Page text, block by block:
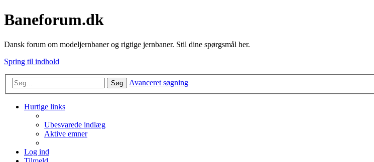
Baneforum.dk
Dansk forum om modeljernbaner og rigtige jernbaner. Stil dine spørgsmål her.
Spring til indhold
Søg Avanceret søgning
Hurtige links
Ubesvarede indlæg
Aktive emner
Log ind